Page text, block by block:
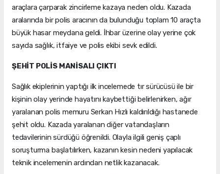
araçlara çarparak zincirleme kazaya neden oldu. Kazada
aralarında bir polis aracının da bulunduğu toplam 10 araçta
büyük hasar meydana geldi. İhbar üzerine olay yerine çok
sayıda sağlık, itfaiye ve polis ekibi sevk edildi.
ŞEHİT POLİS MANİSALI ÇIKTI
Sağlık ekiplerinin yaptığı ilk incelemede tır sürücüsü ile bir
kişinin olay yerinde hayatını kaybettiği belirlenirken, ağır
yaralanan polis memuru Serkan Hızlı kaldırıldığı hastanede
şehit oldu. Kazada yaralanan diğer vatandaşların
tedavilerinin sürdüğü öğrenildi. Olayla ilgili geniş çaplı
soruşturma başlatılırken, kazanın kesin nedeni yapılacak
teknik incelemenin ardından netlik kazanacak.